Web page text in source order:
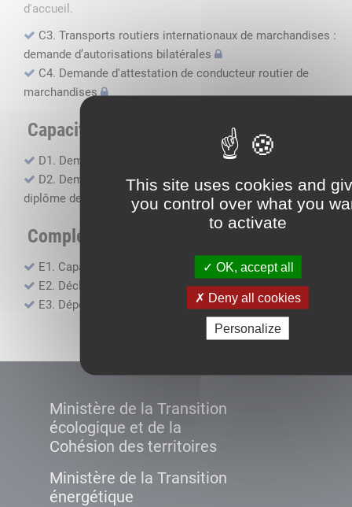
This site uses cookies and
you control over what you
to activate
OK, accept all
Deny all cookies
Personalize
d'accueil.
C3. Transports routiers internationaux de marchandises :
demande d’autorisations bilatérales
C4. Demande d'attestation de conducteur routier de
marchandises
Capacité professionnelle
D1. Demande d’attestation de capacité professionnelle
D2. Demande de certificat attestant l'obtention du
diplôme de capacité professionnelle
Compléments, suivi financier
E1. Capacité financière
E2. Déclaration de sous-traitance
E3. Dépôt des comptes annuels
Ministère de la Transition
écologique et de la
Cohésion des territoires
Ministère de la Transition
énergétique